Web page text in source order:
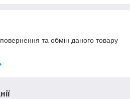
та обмін даного товару